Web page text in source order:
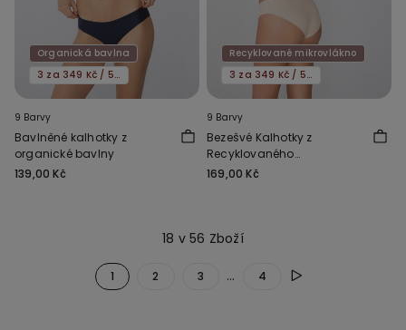
Organická bavlna
3 za 349 Kč / 5 za 549 Kč
9 Barvy
Bavlněné kalhotky z
organické bavlny
139,00 Kč
Recyklované mikrovlákno
3 za 349 Kč / 5 za 549 Kč
9 Barvy
Bezešvé Kalhotky z
Recyklovaného
Mikrovlákna
169,00 Kč
18 v 56 Zboží
1 2 3 ... 4